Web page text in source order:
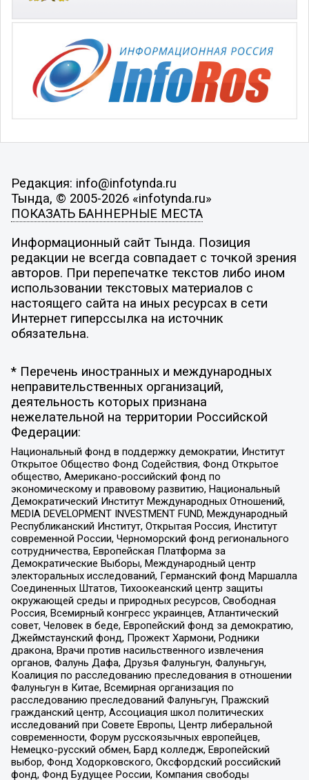
Редакция: info@infotynda.ru
Тында, © 2005-2026 «infotynda.ru»
ПОКАЗАТЬ БАННЕРНЫЕ МЕСТА
Информационный сайт Тында. Позиция
редакции не всегда совпадает с точкой зрения
авторов. При перепечатке текстов либо ином
использовании текстовых материалов с
настоящего сайта на иных ресурсах в сети
Интернет гиперссылка на источник
обязательна.
* Перечень иностранных и международных
неправительственных организаций,
деятельность которых признана
нежелательной на территории Российской
Федерации:
Национальный фонд в поддержку демократии, Институт
Открытое Общество Фонд Содействия, Фонд Открытое
общество, Американо-российский фонд по
экономическому и правовому развитию, Национальный
Демократический Институт Международных Отношений,
MEDIA DEVELOPMENT INVESTMENT FUND, Международный
Республиканский Институт, Открытая Россия, Институт
современной России, Черноморский фонд регионального
сотрудничества, Европейская Платформа за
Демократические Выборы, Международный центр
электоральных исследований, Германский фонд Маршалла
Соединенных Штатов, Тихоокеанский центр защиты
окружающей среды и природных ресурсов, Свободная
Россия, Всемирный конгресс украинцев, Атлантический
совет, Человек в беде, Европейский фонд за демократию,
Джеймстаунский фонд, Прожект Хармони, Родники
дракона, Врачи против насильственного извлечения
органов, Фалунь Дафа, Друзья Фалуньгун, Фалуньгун,
Коалиция по расследованию преследования в отношении
Фалуньгун в Китае, Всемирная организация по
расследованию преследований Фалуньгун, Пражский
гражданский центр, Ассоциация школ политических
исследований при Совете Европы, Центр либеральной
современности, Форум русскоязычных европейцев,
Немецко-русский обмен, Бард колледж, Европейский
выбор, Фонд Ходорковского, Оксфордский российский
фонд, Фонд Будущее России, Компания свободы